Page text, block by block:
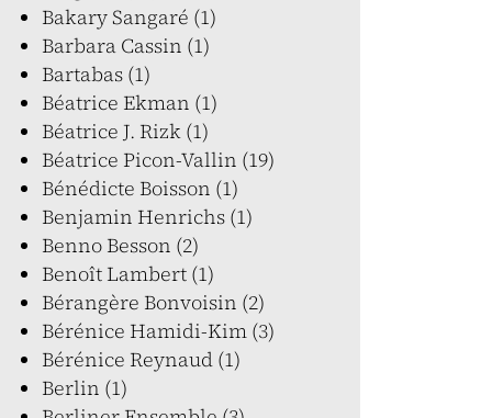
Bakary Sangaré (1)
Barbara Cassin (1)
Bartabas (1)
Béatrice Ekman (1)
Béatrice J. Rizk (1)
Béatrice Picon-Vallin (19)
Bénédicte Boisson (1)
Benjamin Henrichs (1)
Benno Besson (2)
Benoît Lambert (1)
Bérangère Bonvoisin (2)
Bérénice Hamidi-Kim (3)
Bérénice Reynaud (1)
Berlin (1)